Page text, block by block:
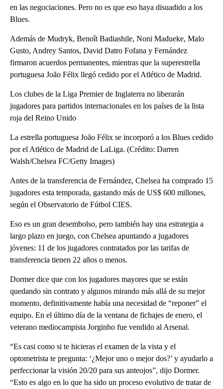
en las negociaciones. Pero no es que eso haya disuadido a los
Blues.
Además de Mudryk, Benoît Badiashile, Noni Madueke, Malo
Gusto, Andrey Santos, David Datro Fofana y Fernández
firmaron acuerdos permanentes, mientras que la superestrella
portuguesa João Félix llegó cedido por el Atlético de Madrid.
Los clubes de la Liga Premier de Inglaterra no liberarán
jugadores para partidos internacionales en los países de la lista
roja del Reino Unido
La estrella portuguesa João Félix se incorporó a los Blues cedido
por el Atlético de Madrid de LaLiga. (Crédito: Darren
Walsh/Chelsea FC/Getty Images)
Antes de la transferencia de Fernández, Chelsea ha comprado 15
jugadores esta temporada, gastando más de US$ 600 millones,
según el Observatorio de Fútbol CIES.
Eso es un gran desembolso, pero también hay una estrategia a
largo plazo en juego, con Chelsea apuntando a jugadores
jóvenes: 11 de los jugadores contratados por las tarifas de
transferencia tienen 22 años o menos.
Dormer dice que con los jugadores mayores que se están
quedando sin contrato y algunos mirando más allá de su mejor
momento, definitivamente había una necesidad de “reponer” el
equipo. En el último día de la ventana de fichajes de enero, el
veterano mediocampista Jorginho fue vendido al Arsenal.
“Es casi como si te hicieras el examen de la vista y el
optometrista te pregunta: ‘¿Mejor uno o mejor dos?’ y ayudarlo a
perfeccionar la visión 20/20 para sus anteojos”, dijo Dormer.
“Esto es algo en lo que ha sido un proceso evolutivo de tratar de